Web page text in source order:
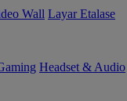
Wall Layar Etalase
Headset & Audio